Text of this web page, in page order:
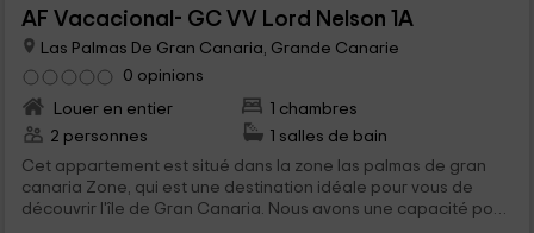
AF Vacacional- GC VV Lord Nelson 1A
Las Palmas De Gran Canaria, Grande Canarie
0 opinions
Louer en entier
1 chambres
2 personnes
1 salles de bain
Cet appartement est situé dans la zone las palmas de gran
canaria Zone, qui est une destination idéale pour vous de
découvrir l'île de Gran Canaria. Nous avons une capacité pour